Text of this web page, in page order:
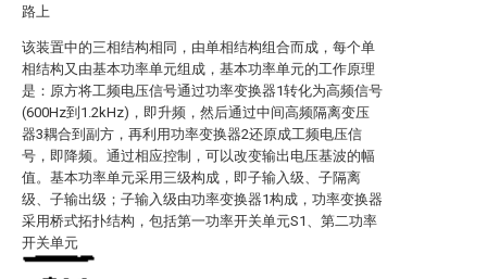
路上
该装置中的三相结构相同，由单相结构组合而成，每个单
相结构又由基本功率单元组成，基本功率单元的工作原理
是：原方将工频电压信号通过功率变换器1转化为高频信号
(600Hz到1.2kHz)，即升频，然后通过中间高频隔离变压
器3耦合到副方，再利用功率变换器2还原成工频电压信
号，即降频。通过相应控制，可以改变输出电压基波的幅
值。基本功率单元采用三级构成，即子输入级、子隔离
级、子输出级；子输入级由功率变换器1构成，功率变换器
采用桥式拓扑结构，包括第一功率开关单元S1、第二功率
开关单元